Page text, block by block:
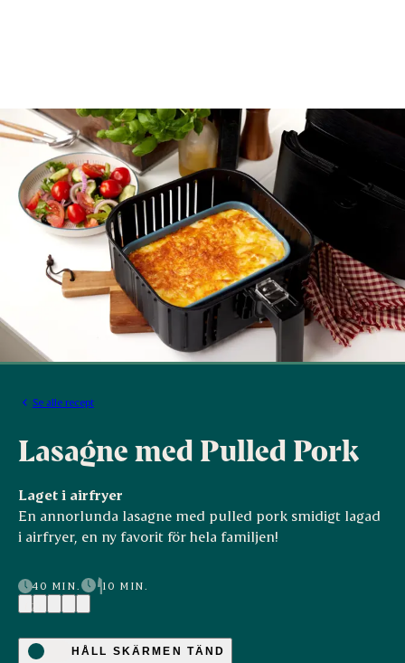
Se alle recept
Lasagne med Pulled Pork
Laget i airfryer
En annorlunda lasagne med pulled pork smidigt lagad
i airfryer, en ny favorit för hela familjen!
40 MIN.
10 MIN.
(2)
HÅLL SKÄRMEN TÄND